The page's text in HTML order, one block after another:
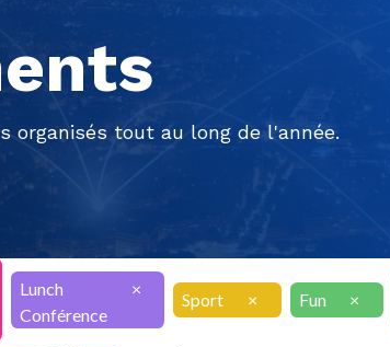
organisés tout au long de l'année.
Lunch
Conférence
×
Sport × Fun ×